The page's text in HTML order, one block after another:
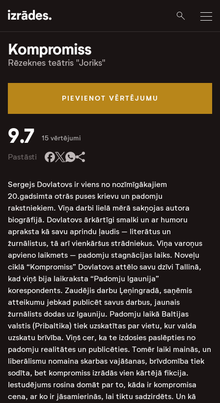
Kompromiss
Rēzeknes teātris "Joriks"
PIEVIENOT VĒRTĒJUMU
9.7 15 vērtējumi
Pastāsti
Sergejs Dovlatovs ir viens no nozīmīgākajiem
20.gadsimta otrās puses krievu un padomju
rakstniekiem. Viņa darbi lielā mērā sakņojas autora
biogrāfijā. Dovlatovs ārkārtīgi smalki un ar humoru
apraksta kā savu aprindu ļaudis – literātus un
žurnālistus, tā arī vienkāršus strādniekus. Viņa varoņus
apvieno laikmets – padomju stagnācijas laiks. Noveļu
ciklā “Kompromiss” Dovlatovs attēlo savu dzīvi Tallinā,
kad viņš bija laikraksta “Padomju Igaunija”
korespondents. Zaudējis darbu Ļeņingradā, saņēmis
atteikumu jebkad publicēt savus darbus, jaunais
žurnālists dodas uz Igauniju. Padomju laikā Baltijas
valstis (Pribaltika) tiek uzskatītas par vietu, kur valda
uzskatu brīvība. Viņš cer, ka te izdosies paslēpties no
padomju realitātes un publicēties. Tomēr laiki mainās, un
liberālismu nomaina skarbas vajāšanas, brīvdomība tiek
sodīta, bet kompromiss izrādās vien kārtējā fikcija.
Iestudējums rosina domāt par to, kāda ir kompromisa
cena, ar ko ir jāsamierinās, lai tiktu sadzirdēts. Un kā